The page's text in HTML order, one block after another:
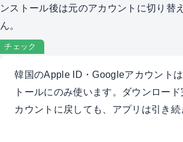
ンストール後は元のアカウントに切り替
ん。
チェック
韓国のApple ID・Googleアカウント
トールにのみ使います。ダウンロー
カウントに戻しても、アプリは引き続